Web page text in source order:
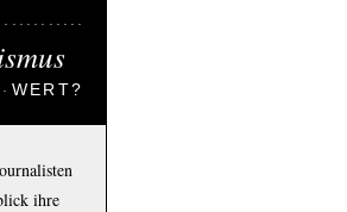
WERT?
ihre